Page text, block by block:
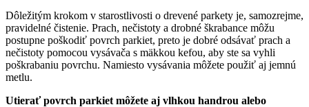
Dôležitým krokom v starostlivosti o drevené parkety je, samozrejme,
pravidelné čistenie. Prach, nečistoty a drobné škrabance môžu
postupne poškodiť povrch parkiet, preto je dobré odsávať prach a
nečistoty pomocou vysávača s mäkkou kefou, aby ste sa vyhli
poškrabaniu povrchu. Namiesto vysávania môžete použiť aj jemnú
metlu.
Utierať povrch parkiet môžete aj vlhkou handrou alebo